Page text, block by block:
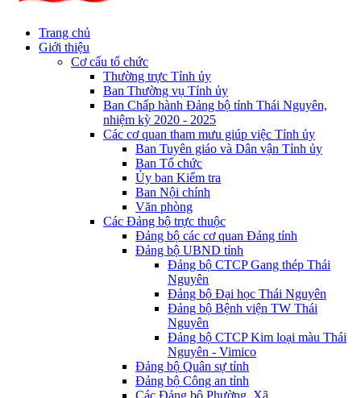
Trang chủ
Giới thiệu
Cơ cấu tổ chức
Thường trực Tỉnh ủy
Ban Thường vụ Tỉnh ủy
Ban Chấp hành Đảng bộ tỉnh Thái Nguyên,
nhiệm kỳ 2020 - 2025
Các cơ quan tham mưu giúp việc Tỉnh ủy
Ban Tuyên giáo và Dân vận Tỉnh ủy
Ban Tổ chức
Ủy ban Kiểm tra
Ban Nội chính
Văn phòng
Các Đảng bộ trực thuộc
Đảng bộ các cơ quan Đảng tỉnh
Đảng bộ UBND tỉnh
Đảng bộ CTCP Gang thép Thái
Nguyên
Đảng bộ Đại học Thái Nguyên
Đảng bộ Bệnh viện TW Thái
Nguyên
Đảng bộ CTCP Kim loại màu Thái
Nguyên - Vimico
Đảng bộ Quân sự tỉnh
Đảng bộ Công an tỉnh
Các Đảng bộ Phường, Xã